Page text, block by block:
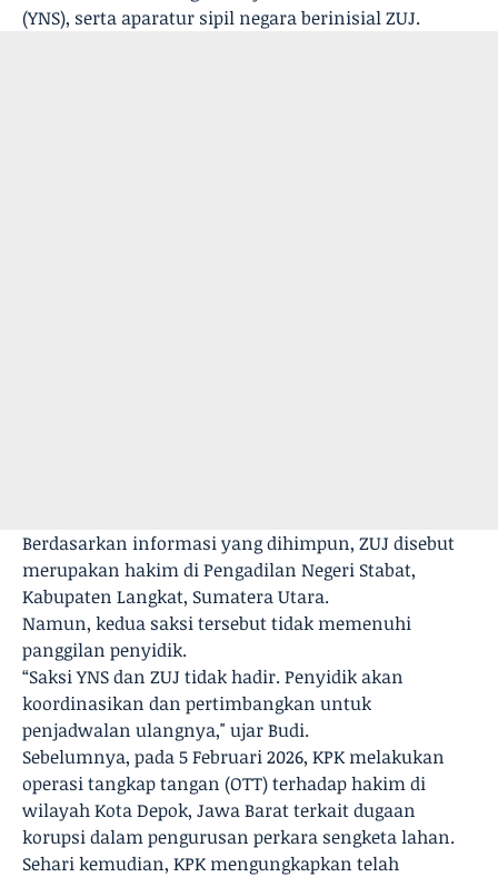
(YNS), serta aparatur sipil negara berinisial ZUJ.
Berdasarkan informasi yang dihimpun, ZUJ disebut
merupakan hakim di Pengadilan Negeri Stabat,
Kabupaten Langkat, Sumatera Utara.
Namun, kedua saksi tersebut tidak memenuhi
panggilan penyidik.
“Saksi YNS dan ZUJ tidak hadir. Penyidik akan
koordinasikan dan pertimbangkan untuk
penjadwalan ulangnya," ujar Budi.
Sebelumnya, pada 5 Februari 2026, KPK melakukan
operasi tangkap tangan (OTT) terhadap hakim di
wilayah Kota Depok, Jawa Barat terkait dugaan
korupsi dalam pengurusan perkara sengketa lahan.
Sehari kemudian, KPK mengungkapkan telah